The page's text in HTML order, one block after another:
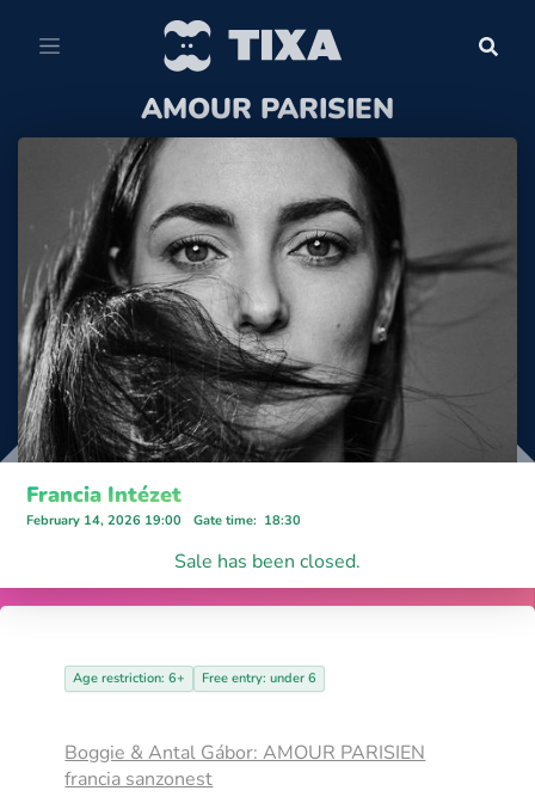
AMOUR PARISIEN
Francia Intézet
February 14, 2026 19:00 Gate time: 18:30
Sale has been closed.
Age restriction: 6+ Free entry: under 6
Boggie & Antal Gábor: AMOUR PARISIEN
francia sanzonest